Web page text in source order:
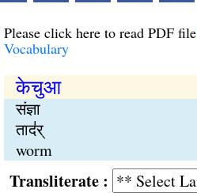
Please click here to read PDF file
Vocabulary
केचुआ
संज्ञा
ताद॑र्
worm
: